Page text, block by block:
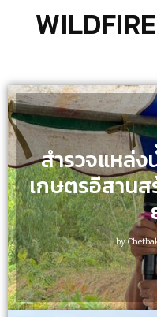
WILDFIRE
สำรวจแหล่
เกษตรอีสานส
by